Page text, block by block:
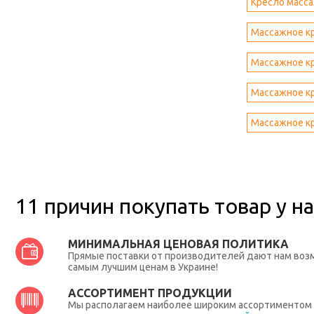
Массажное
Массажное
Массажное
Массажное
11 причин покупать товар у
МИНИМАЛЬНАЯ ЦЕНОВАЯ ПОЛИТИКА
Прямые поставки от производителей дают нам
самым лучшим ценам в Украине!
АССОРТИМЕНТ ПРОДУКЦИИ
Мы располагаем наиболее широким ассортиментом